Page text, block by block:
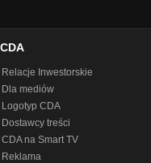
CDA
Relacje Inwestorskie
Dla mediów
Logotyp CDA
Dostawcy treści
CDA na Smart TV
Reklama